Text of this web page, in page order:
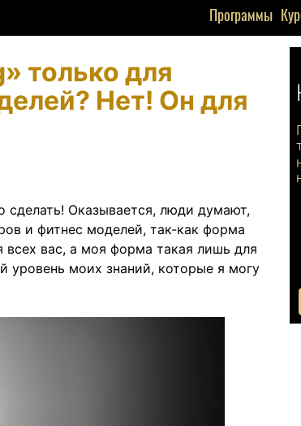
Программы
только для
Нет! Он для
сделать! Оказывается, люди думают,
и фитнес моделей, так-как форма
всех вас, а моя форма такая лишь для
уровень моих знаний, которые я могу